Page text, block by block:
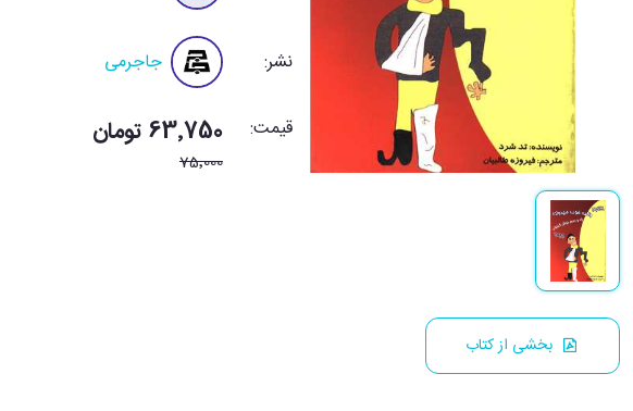
بخشی از کتاب
نشر: جاجرمی
قیمت: 63٬750 تومان
75٬000